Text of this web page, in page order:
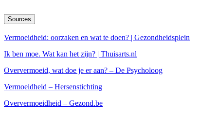
Sources
Vermoeidheid: oorzaken en wat te doen? | Gezondheidsplein
Ik ben moe. Wat kan het zijn? | Thuisarts.nl
Oververmoeid, wat doe je er aan? – De Psycholoog
Vermoeidheid – Hersenstichting
Oververmoeidheid – Gezond.be